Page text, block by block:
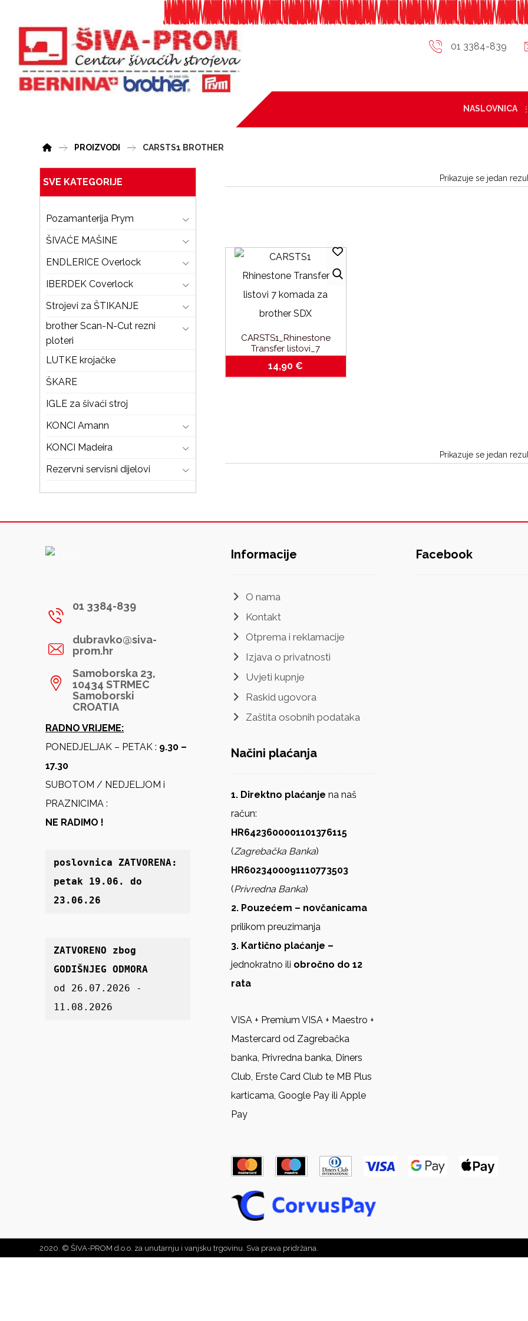
01 3384-839
NASLOVNICA
PROIZVODI CARSTS1 BROTHER
Prikazuje se jedan
CARSTS1_Rhinestone
Transfer listovi_7
komada_za brother SDX
14,90 €
Prikazuje se jedan
SVE KATEGORIJE
Pozamanterija Prym
ŠIVAĆE MAŠINE
ENDLERICE Overlock
IBERDEK Coverlock
Strojevi za ŠTIKANJE
brother Scan-N-Cut rezni
ploteri
LUTKE krojačke
ŠKARE
IGLE za šivaći stroj
KONCI Amann
KONCI Madeira
Rezervni servisni dijelovi
01 3384-839
dubravko@siva-
prom.hr
Samoborska 23,
10434 STRMEC
Samoborski
CROATIA
RADNO VRIJEME:
PONEDJELJAK – PETAK : 9.30 –
17.30
SUBOTOM / NEDJELJOM i
PRAZNICIMA :
NE RADIMO !
poslovnica ZATVORENA:
petak 19 .06. do
23.06.26
ZATVORENO zbog
GODIŠNJEG ODMORA
od 26.07.2026 -
11.08.2026
Informacije
O nama
Kontakt
Otprema i reklamacije
Izjava o privatnosti
Uvjeti kupnje
Raskid ugovora
Zaštita osobnih podataka
Načini plaćanja
1. Direktno plaćanje na naš
račun:
HR6423600001101376115
(Zagrebačka Banka)
HR6023400091110773503
(Privredna Banka)
2. Pouzećem – novčanicama
prilikom preuzimanja
3. Kartično plaćanje –
jednokratno ili obročno do 12
rata
VISA + Premium VISA + Maestro +
Mastercard od Zagrebačka
banka, Privredna banka, Diners
Club, Erste Card Club te MB Plus
karticama, Google Pay ili Apple
Pay
Facebook
2020. © ŠIVA-PROM d.o.o. za unutarnju i vanjsku trgovinu. Sva prava pridržana.